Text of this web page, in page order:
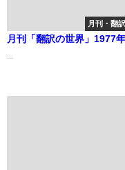
月刊・翻
月刊「翻訳の世界」1977